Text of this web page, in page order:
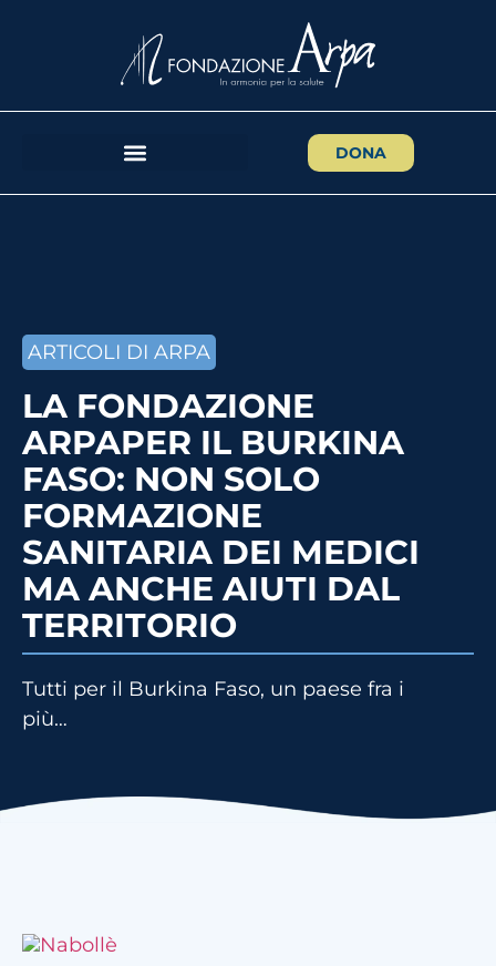
DONA
ARTICOLI DI ARPA
LA FONDAZIONE
ARPAPER IL BURKINA
FASO: NON SOLO
FORMAZIONE
SANITARIA DEI MEDICI
MA ANCHE AIUTI DAL
TERRITORIO
Tutti per il Burkina Faso, un paese fra i
più…